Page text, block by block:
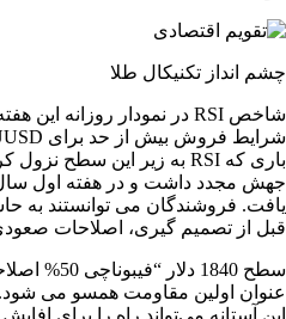
چشم انداز تکنیکال طلا
یافت. فروشندگان می توانستند به
قبل از تصمیم گیری، اصلاحات
سطح 1840
عنوان اولین مقاومت همسو می شود.